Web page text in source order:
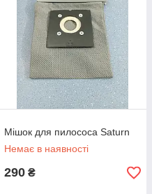
Мішок для пилососа Saturn
Немає в наявності
290 ₴